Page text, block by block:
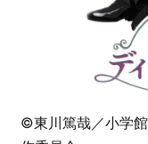
©東川篤哉／小学